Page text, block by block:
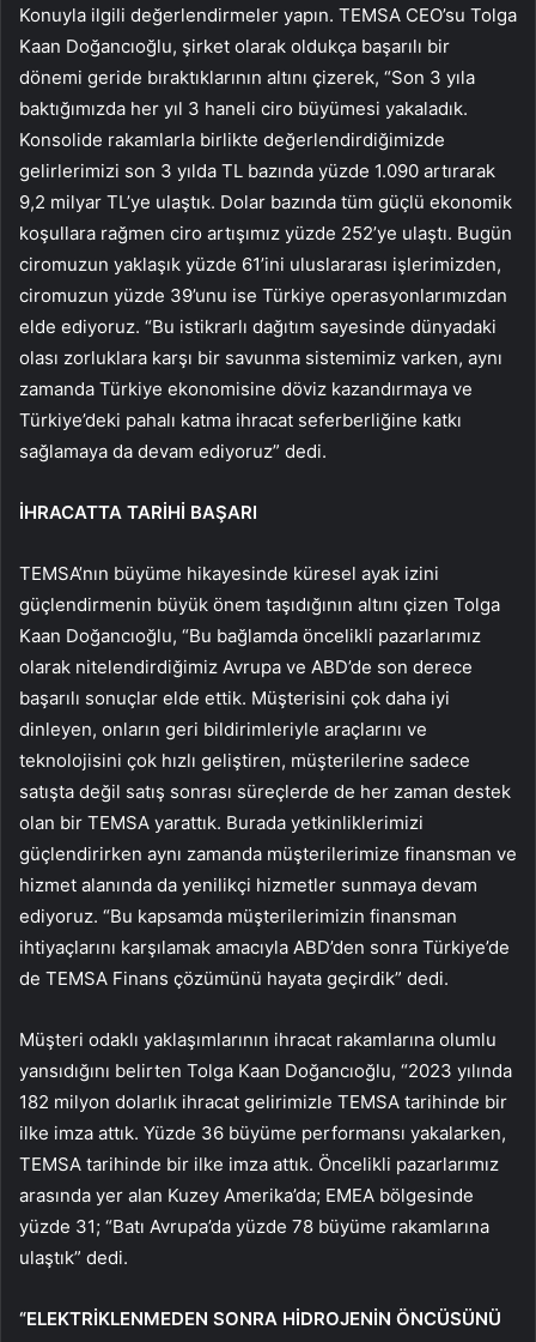
Konuyla ilgili değerlendirmeler yapın. TEMSA CEO’su Tolga
Kaan Doğancıoğlu, şirket olarak oldukça başarılı bir
dönemi geride bıraktıklarının altını çizerek, “Son 3 yıla
baktığımızda her yıl 3 haneli ciro büyümesi yakaladık.
Konsolide rakamlarla birlikte değerlendirdiğimizde
gelirlerimizi son 3 yılda TL bazında yüzde 1.090 artırarak
9,2 milyar TL’ye ulaştık. Dolar bazında tüm güçlü ekonomik
koşullara rağmen ciro artışımız yüzde 252’ye ulaştı. Bugün
ciromuzun yaklaşık yüzde 61’ini uluslararası işlerimizden,
ciromuzun yüzde 39’unu ise Türkiye operasyonlarımızdan
elde ediyoruz. “Bu istikrarlı dağıtım sayesinde dünyadaki
olası zorluklara karşı bir savunma sistemimiz varken, aynı
zamanda Türkiye ekonomisine döviz kazandırmaya ve
Türkiye’deki pahalı katma ihracat seferberliğine katkı
sağlamaya da devam ediyoruz” dedi.
İHRACATTA TARİHİ BAŞARI
TEMSA’nın büyüme hikayesinde küresel ayak izini
güçlendirmenin büyük önem taşıdığının altını çizen Tolga
Kaan Doğancıoğlu, “Bu bağlamda öncelikli pazarlarımız
olarak nitelendirdiğimiz Avrupa ve ABD’de son derece
başarılı sonuçlar elde ettik. Müşterisini çok daha iyi
dinleyen, onların geri bildirimleriyle araçlarını ve
teknolojisini çok hızlı geliştiren, müşterilerine sadece
satışta değil satış sonrası süreçlerde de her zaman destek
olan bir TEMSA yarattık. Burada yetkinliklerimizi
güçlendirirken aynı zamanda müşterilerimize finansman ve
hizmet alanında da yenilikçi hizmetler sunmaya devam
ediyoruz. “Bu kapsamda müşterilerimizin finansman
ihtiyaçlarını karşılamak amacıyla ABD’den sonra Türkiye’de
de TEMSA Finans çözümünü hayata geçirdik” dedi.
Müşteri odaklı yaklaşımlarının ihracat rakamlarına olumlu
yansıdığını belirten Tolga Kaan Doğancıoğlu, “2023 yılında
182 milyon dolarlık ihracat gelirimizle TEMSA tarihinde bir
ilke imza attık. Yüzde 36 büyüme performansı yakalarken,
TEMSA tarihinde bir ilke imza attık. Öncelikli pazarlarımız
arasında yer alan Kuzey Amerika’da; EMEA bölgesinde
yüzde 31; “Batı Avrupa’da yüzde 78 büyüme rakamlarına
ulaştık” dedi.
“ELEKTRİKLENMEDEN SONRA HİDROJENİN ÖNCÜSÜNÜ